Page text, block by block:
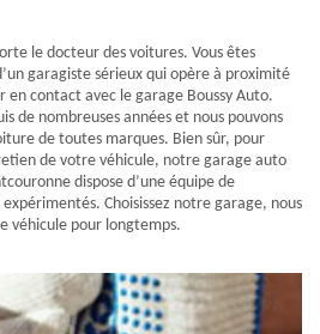
le docteur des voitures. Vous êtes
garagiste sérieux qui opère à proximité
en contact avec le garage Boussy Auto.
de nombreuses années et nous pouvons
de toutes marques. Bien sûr, pour
de votre véhicule, notre garage auto
dispose d’une équipe de
Choisissez notre garage, nous
véhicule pour longtemps.